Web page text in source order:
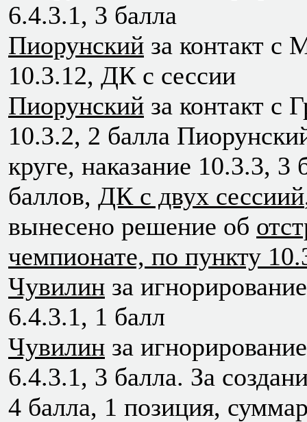
6.4.3.1, 3 балла
Пиорунский за контакт с
10.3.12, ДК с сессии
Пиорунский за контакт с
10.3.2, 2 балла
круге, наказание 10.3.3,
баллов, ДК с двух сессиий
вынесено решение об
чемпионате, по пункту
Чувилин за
6.4.3.1, 1 балл
Чувилин за
6.4.3.1, 3 балла. За
4 балла, 1 позиция,